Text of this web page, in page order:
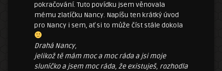
pokračování. Tuto povídku jsem věnovala
mému zlatíčku Nancy. Napíšu ten krátký úvod
pro Nancy i sem, ať si to může číst stále dokola
Drahá Nancy,
jelikož tě mám moc a moc ráda a jsi moje
sluníčko a jsem moc ráda, že existuješ, rozhodla